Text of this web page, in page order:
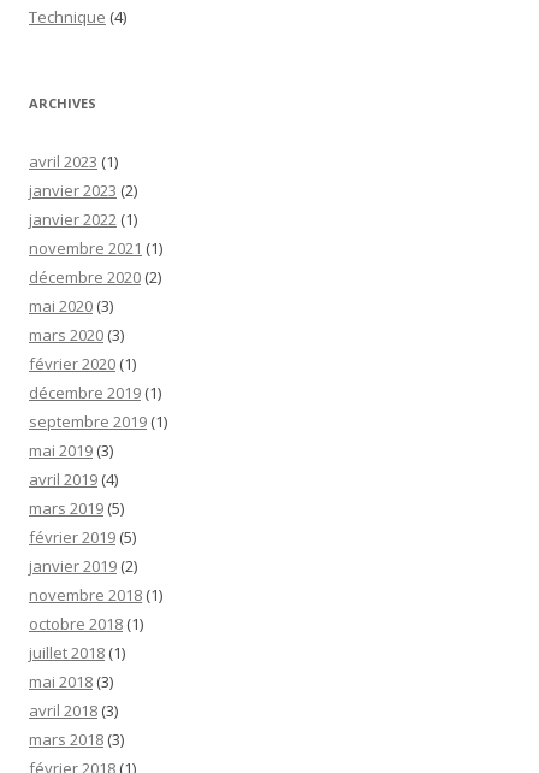
Technique (4)
ARCHIVES
avril 2023 (1)
janvier 2023 (2)
janvier 2022 (1)
novembre 2021 (1)
décembre 2020 (2)
mai 2020 (3)
mars 2020 (3)
février 2020 (1)
décembre 2019 (1)
septembre 2019 (1)
mai 2019 (3)
avril 2019 (4)
mars 2019 (5)
février 2019 (5)
janvier 2019 (2)
novembre 2018 (1)
octobre 2018 (1)
juillet 2018 (1)
mai 2018 (3)
avril 2018 (3)
mars 2018 (3)
février 2018 (1)